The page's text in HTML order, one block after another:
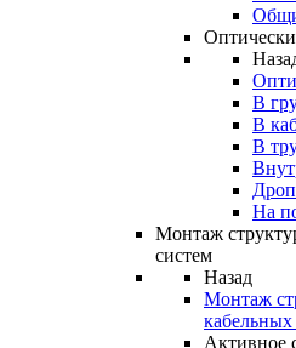
В
В
В
На
Монтаж
систем
Назад
Монтаж
кабельных
Активное